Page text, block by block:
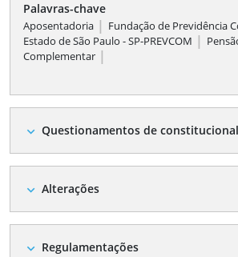
Palavras-chave
Aposentadoria | Fundação de Previdência
Estado de São Paulo - SP-PREVCOM |
Complementar |
expand_more Questionamentos de
expand_more Alterações
expand_more Regulamentações